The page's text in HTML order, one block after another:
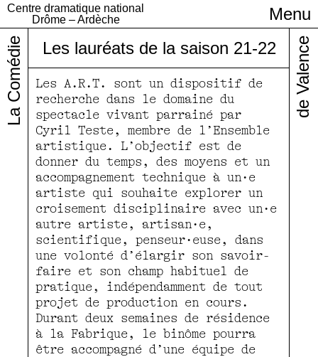
Centre dramatique national
Drôme – Ardèche
Menu
Infos pratiques
Les lauréats de la saison 21-22
Les A.R.T. sont un dispositif de
recherche dans le domaine du
spectacle vivant parrainé par
Cyril Teste, membre de l’Ensemble
artistique. L’objectif est de
donner du temps, des moyens et un
accompagnement technique à un·e
artiste qui souhaite explorer un
croisement disciplinaire avec un·e
autre artiste, artisan·e,
scientifique, penseur·euse, dans
une volonté d’élargir son savoir-
faire et son champ habituel de
pratique, indépendamment de tout
projet de production en cours.
Durant deux semaines de résidence
à la Fabrique, le binôme pourra
être accompagné d’une équipe de
La Comédie de Valence